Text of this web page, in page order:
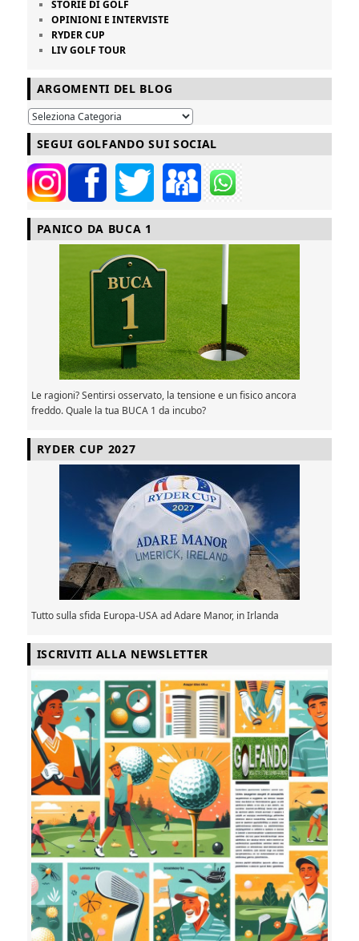
STORIE DI GOLF
OPINIONI E INTERVISTE
RYDER CUP
LIV GOLF TOUR
ARGOMENTI DEL BLOG
SEGUI GOLFANDO SUI SOCIAL
PANICO DA BUCA 1
Le ragioni? Sentirsi osservato, la tensione e un fisico ancora
freddo. Quale la tua BUCA 1 da incubo?
RYDER CUP 2027
Tutto sulla sfida Europa-USA ad Adare Manor, in Irlanda
ISCRIVITI ALLA NEWSLETTER